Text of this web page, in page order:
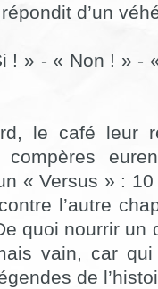
d’un
! » - « Non ! » -
le café leur
« Versus » :
l’autre
quoi nourrir un
vain, car
de